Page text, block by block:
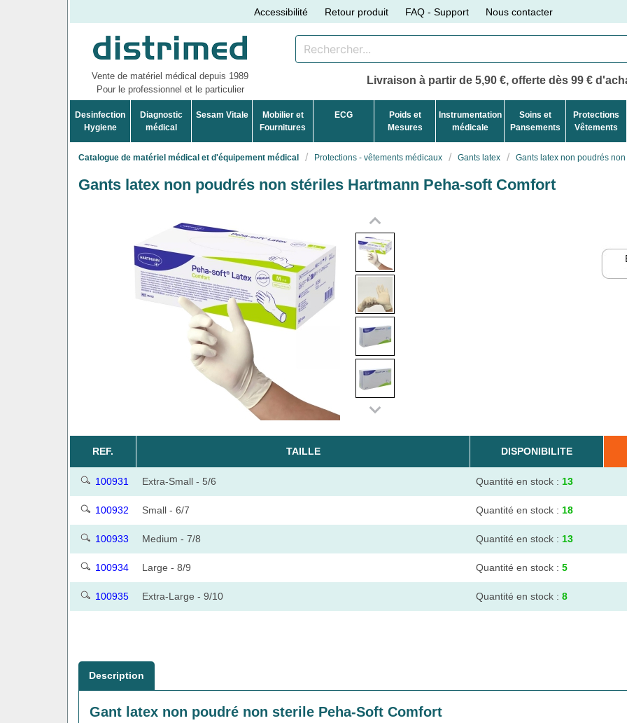
Accessibilité Retour produit FAQ - Support Nous contacter
Vente de matériel médical depuis 1989
Pour le professionnel et le particulier
Livraison à partir de 5,90 €, offerte dès 99 €
Desinfection
Hygiene
Diagnostic
médical
Sesam Vitale
Mobilier et
Fournitures
ECG
Poids et
Mesures
Instrumentation
médicale
Soins et
Pansements
Protections
Vêtements
Catalogue de matériel médical et d'équipement médical Protections - vêtements médicaux Gants latex Gants latex non poudrés
Gants latex non poudrés non stériles Hartmann Peha-soft Comfort
REF. TAILLE DISPONIBILITE
100931 Extra-Small - 5/6 Quantité en stock : 13
100932 Small - 6/7 Quantité en stock : 18
100933 Medium - 7/8 Quantité en stock : 13
100934 Large - 8/9 Quantité en stock : 5
100935 Extra-Large - 9/10 Quantité en stock : 8
Description
Gant latex non poudré non sterile Peha-Soft Comfort